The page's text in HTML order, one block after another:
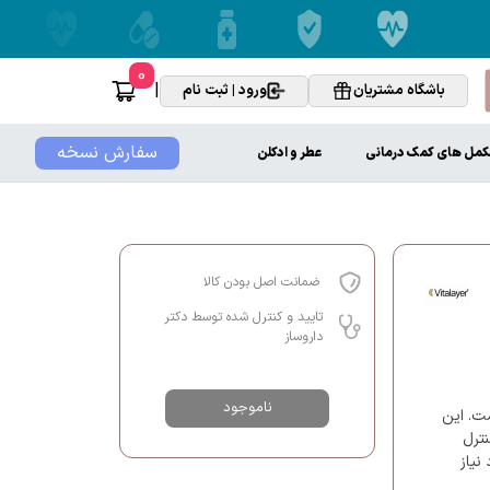
باشگاه مشتریان ورود | ثبت نام |
0
سفارش نسخه های کمک درمانی عطر و ادکلن
این
ضمانت اصل بودن کالا
تایید و کنترل شده توسط دکتر
داروساز
ناموجود